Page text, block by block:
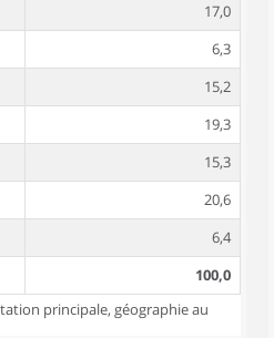
17,0
6,3
15,2
19,3
15,3
20,6
6,4
100,0
principale, géographie au